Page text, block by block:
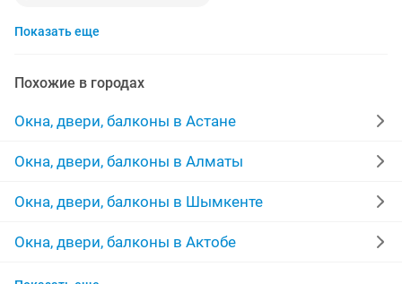
установка межкомнатных дверей
утепление балконов пластиковые откосы
железные двери изготовление окон
обшивка балконов входные двери
вскрытие замков замки
пластиковые окна двери
Показать еще
Похожие в городах
Окна, двери, балконы в Астане
Окна, двери, балконы в Алматы
Окна, двери, балконы в Шымкенте
Окна, двери, балконы в Актобе